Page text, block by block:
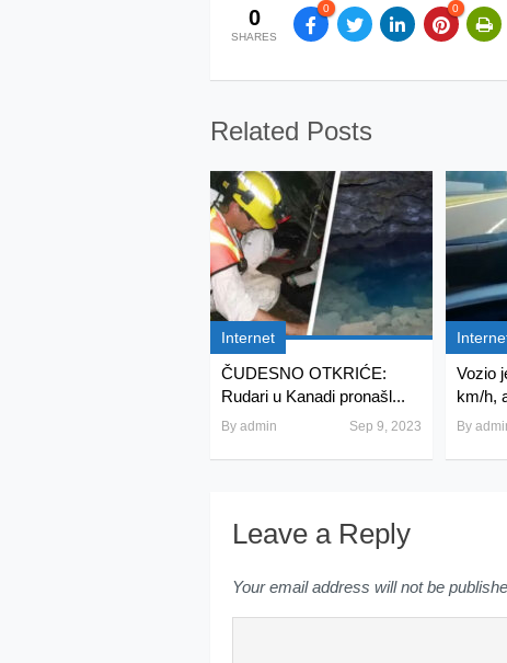
0
SHARES
0 0
Related Posts
Internet
ČUDESNO OTKRIĆE:
Rudari u Kanadi pronašl...
By admin Sep 9, 2023
Vozio
km/h,
By
Leave a Reply
Your email address will not be